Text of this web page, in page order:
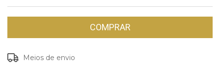
Entregas para o CEP:
Meios de envio